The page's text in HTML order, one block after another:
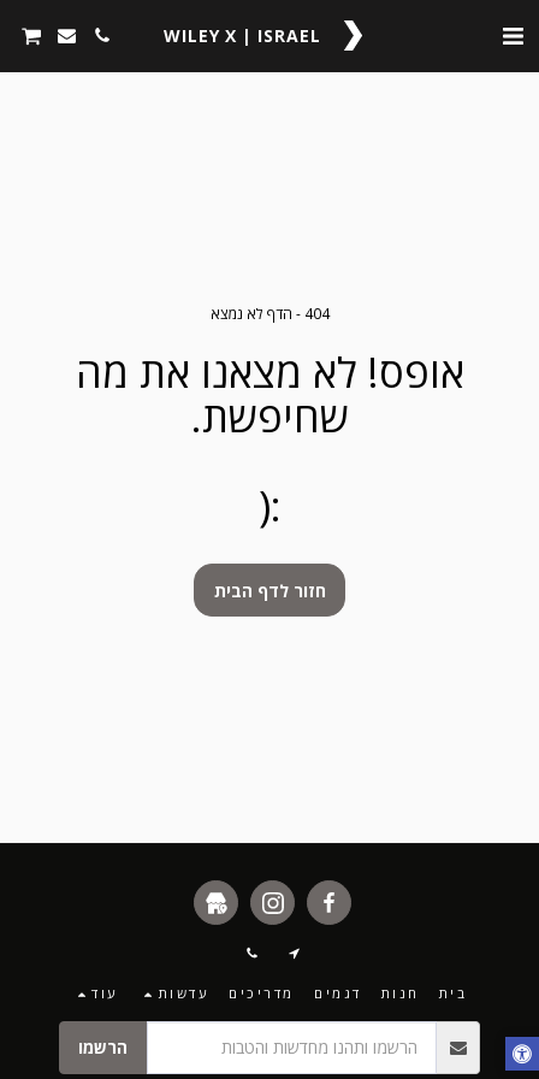
WILEY X | ISRAEL
404 - הדף לא נמצא
אופס! לא מצאנו את מה
שחיפשת.
:(
חזור לדף הבית
בית חנות דגמים מדריכים עדשות עוד
הרשמו